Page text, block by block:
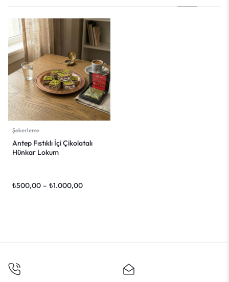
Şekerleme
Antep Fıstıklı İçi Çikolatalı
Hünkar Lokum
₺500,00 – ₺1.000,00